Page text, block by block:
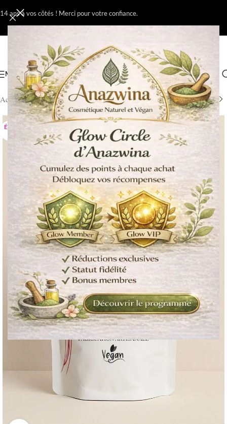
14 ans à vos côtés ! Merci pour votre confiance.
MENU
Accueil/Colorations
ÉPUIS